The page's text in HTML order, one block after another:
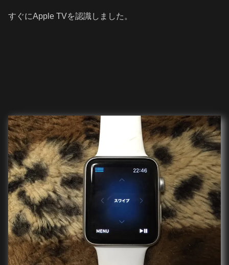
すぐにApple TVを認識しました。